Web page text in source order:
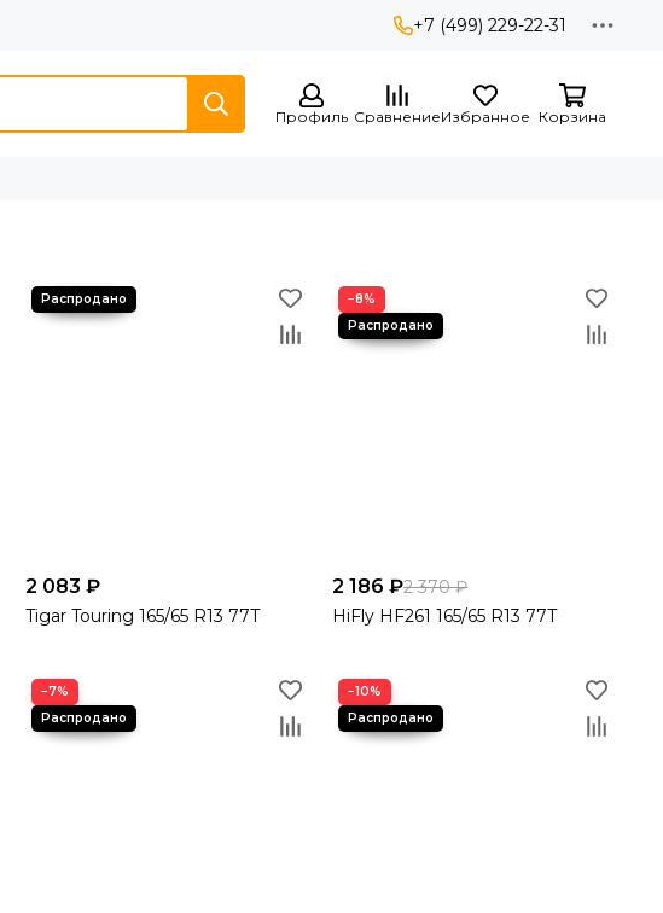
+7 (499) 229-22-31
Профиль СравнениеИзбранное Корзина
2 083 ₽
Tigar Touring 165/65 R13 77T
−8%
2 186 ₽2 370 ₽
HiFly HF261 165/65 R13 77T
−7% −10%